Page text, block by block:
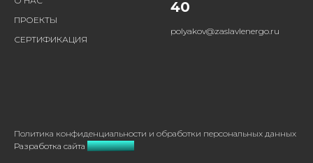
ПРОЕКТЫ
СЕРТИФИКАЦИЯ
40
polyakov@zaslavlenergo.ru
Политика конфиденциальности и обработки персональных данных
Разработка сайта RL-DIGITAL